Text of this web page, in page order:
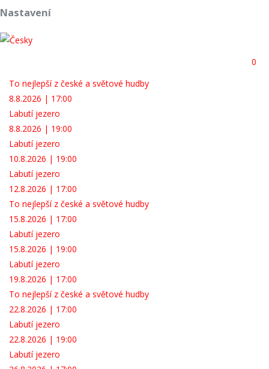
Nastavení
0
To nejlepší z české a světové hudby
8.8.2026 | 17:00
Labutí jezero
8.8.2026 | 19:00
Labutí jezero
10.8.2026 | 19:00
Labutí jezero
12.8.2026 | 17:00
To nejlepší z české a světové hudby
15.8.2026 | 17:00
Labutí jezero
15.8.2026 | 19:00
Labutí jezero
19.8.2026 | 17:00
To nejlepší z české a světové hudby
22.8.2026 | 17:00
Labutí jezero
22.8.2026 | 19:00
Labutí jezero